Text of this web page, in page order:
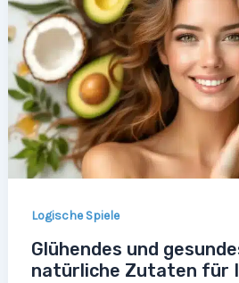
Logische Spiele
Glühendes und
natürliche Zutaten für